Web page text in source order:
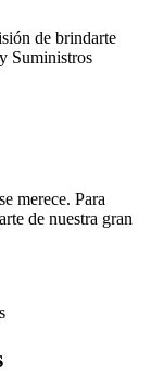
de brindarte
Suministros
merece. Para
de nuestra gran